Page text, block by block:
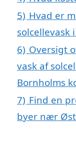
5) Hvad er
solcellevask
6) Oversigt
vask af
Bornholms
7) Find en
byer nær